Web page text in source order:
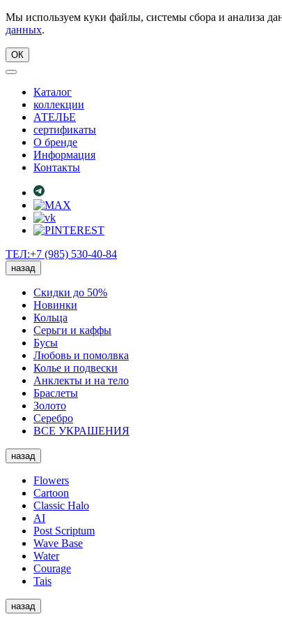
Мы используем куки файлы, системы сбора и анализа
данных.
ОК
Каталог
коллекции
АТЕЛЬЕ
сертификаты
О бренде
Информация
Контакты
ТЕЛ:+7 (985) 530-40-84
назад
Скидки до 50%
Новинки
Кольца
Серьги и каффы
Бусы
Любовь и помолвка
Колье и подвески
Анклекты и на тело
Браслеты
Золото
Серебро
ВСЕ УКРАШЕНИЯ
назад
Flowers
Cartoon
Classic Halo
AI
Post Scriptum
Wave Base
Water
Courage
Tais
назад